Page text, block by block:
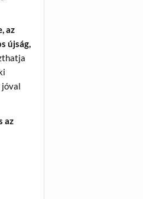
az
újság,
jóval
az